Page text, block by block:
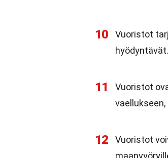
10
Vuoristot
hyödyntävät.
11
Vuoristot
12
Vuoristot